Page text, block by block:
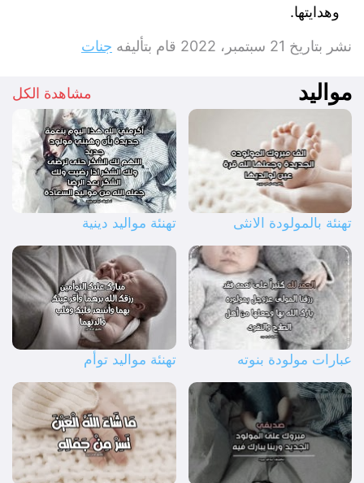
وهدايتها.
نشر بتاريخ 21 سبتمبر، 2022 قام بتأليفه جنات
مواليد مشاهدة الكل
تهنئة بالمولودة الانثى تهنئة مواليد دينية
عبارات مولودة بنوته تهنئة مواليد توأم